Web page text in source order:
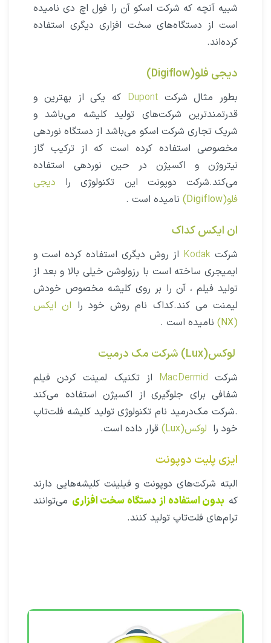
شبیه آنچه که شرکت اسکو آن را فول اچ دی نامیده
است از دستگاه‌های سخت افزاری دیگری استفاده
کرده‌اند.
دیجی فلو(Digiflow)
بطور مثال شرکتDupont که یکی از بهترین و
قدرتمندترین شرکت‌های تولید کلیشه می‌باشد و
شریک تجاری شرکت اسکو می‌باشد از دستگاه نوردهی
مخصوصی استفاده کرده است که از ترکیب گاز
نیتروژن و اکسیژن در حین نوردهی استفاده
می‌کند.شرکت دوپونت این تکنولوژی را دیجی
فلو(Digiflow)
نامیده است .
ان‌ ایکس کداک
شرکت Kodak از روش دیگری استفاده کرده است و
ایمیجری ساخته است با رزولوشن خیلی بالا و بعد از
تولید فیلم ، آن را بر روی کلیشه مخصوص خودش
لیمنت می کند.کداک نام روش خود را ان‌ ایکس
(NX)
نامیده است .
لوکس(Lux) شرکت مک درمیت
شرکت MacDermid از تکنیک لمینت کردن فیلم
شفافی برای جلوگیری از اکسیژن استفاده می‌کند
.شرکت مک‌درمید نام تکنولوژی تولید کلیشه فلت‌تاپ
خود را لوکس(Lux) قرار داده است.
ایزی پلیت دوپونت
البته شرکت‌های دوپونت و فیلینت کلیشه‌هایی دارند
که بدون استفاده از دستگاه سخت افزاری می‌توانند
ترام‌های فلت‌تاپ تولید کنند.